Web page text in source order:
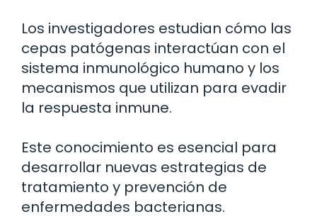
Los investigadores estudian cómo las
cepas patógenas interactúan con el
sistema inmunológico humano y los
mecanismos que utilizan para evadir
la respuesta inmune.
Este conocimiento es esencial para
desarrollar nuevas estrategias de
tratamiento y prevención de
enfermedades bacterianas.